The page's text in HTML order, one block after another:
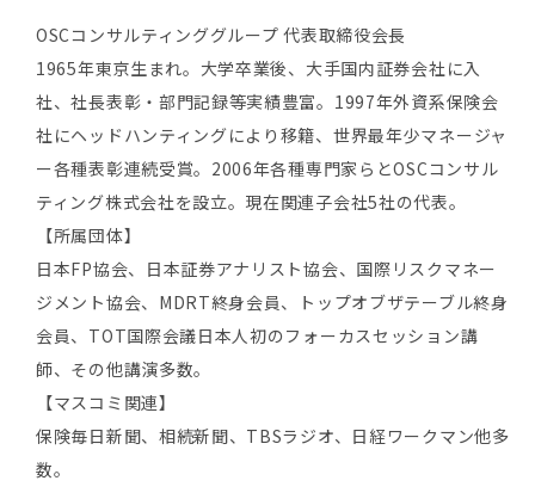
OSCコンサルティンググループ 代表取締役会長
1965年東京生まれ。大学卒業後、大手国内証券会社に入
社、社長表彰・部門記録等実績豊富。1997年外資系保険会
社にヘッドハンティングにより移籍、世界最年少マネージャ
ー各種表彰連続受賞。2006年各種専門家らとOSCコンサル
ティング株式会社を設立。現在関連子会社5社の代表。
【所属団体】
日本FP協会、日本証券アナリスト協会、国際リスクマネー
ジメント協会、MDRT終身会員、トップオブザテーブル終身
会員、TOT国際会議日本人初のフォーカスセッション講
師、その他講演多数。
【マスコミ関連】
保険毎日新聞、相続新聞、TBSラジオ、日経ワークマン他多
数。